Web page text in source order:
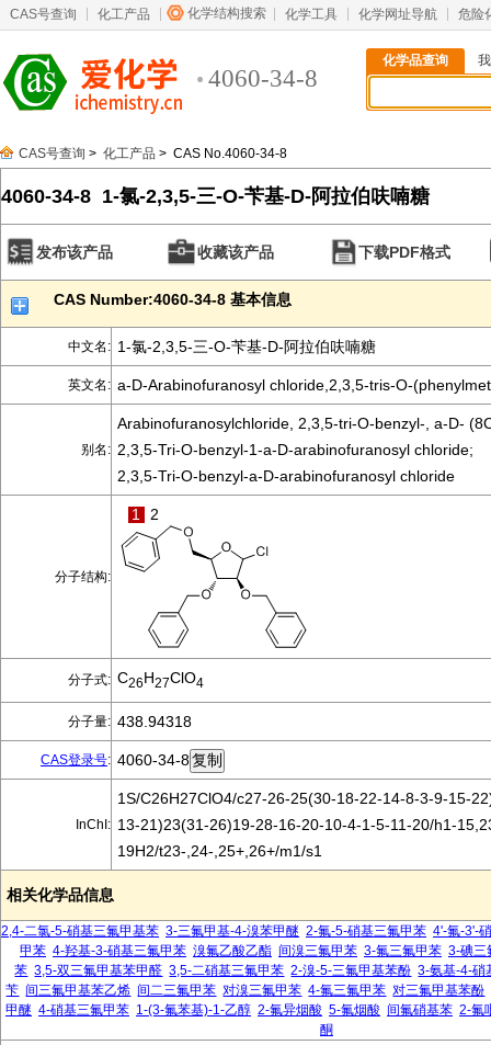
CAS号查询 化工产品 化学结构搜索 化学工具 化学网址导航 危险
4060-34-8
化学品查询
CAS号查询 > 化工产品 > CAS No.4060-34-8
4060-34-8 1-氯-2,3,5-三-O-苄基-D-阿拉伯呋喃糖
发布该产品 收藏该产品 下载PDF格式
CAS Number:4060-34-8 基本信息
中文名: 1-氯-2,3,5-三-O-苄基-D-阿拉伯呋喃糖
英文名: a-D-Arabinofuranosyl chloride,2,3,5-tris-O-
别名:
Arabinofuranosylchloride, 2,3,5-tri-O-benzyl-, a-D-
2,3,5-Tri-O-benzyl-1-a-D-arabinofuranosyl chloride;
2,3,5-Tri-O-benzyl-a-D-arabinofuranosyl chloride
分子结构:
1 2
分子式: C26H27ClO4
分子量: 438.94318
CAS登录号: 4060-34-8
InChI:
1S/C26H27ClO4/c27-26-25(30-18-22-14-8-3-9-15-
13-21)23(31-26)19-28-16-20-10-4-1-5-11-20/h1-
19H2/t23-,24-,25+,26+/m1/s1
相关化学品信息
2,4-二氯-5-硝基三氟甲基苯 3-三氟甲基-4-溴苯甲醚 2-氟-5-硝基三氟甲苯 4'-氟-3'-
甲苯 4-羟基-3-硝基三氟甲苯 溴氟乙酸乙酯 间溴三氟甲苯 3-氟三氟甲苯 3-碘三
苯 3,5-双三氟甲基苯甲醛 3,5-二硝基三氟甲苯 2-溴-5-三氟甲基苯酚 3-氨基-4-硝
苄 间三氟甲基苯乙烯 间二三氟甲苯 对溴三氟甲苯 4-氟三氟甲苯 对三氟甲基苯酚
甲醚 4-硝基三氟甲苯 1-(3-氟苯基)-1-乙醇 2-氟异烟酸 5-氟烟酸 间氟硝基苯 2-氟
酮